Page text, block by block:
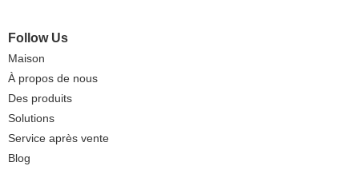
Follow Us
Maison
À propos de nous
Des produits
Solutions
Service après vente
Blog